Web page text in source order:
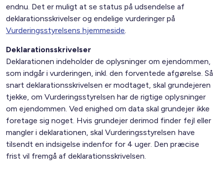
endnu. Det er muligt at se status på udsendelse af
deklarationsskrivelser og endelige vurderinger på
Vurderingsstyrelsens hjemmeside.
Deklarationsskrivelser
Deklarationen indeholder de oplysninger om ejendommen,
som indgår i vurderingen, inkl. den forventede afgørelse. Så
snart deklarationsskrivelsen er modtaget, skal grundejeren
tjekke, om Vurderingsstyrelsen har de rigtige oplysninger
om ejendommen. Ved enighed om data skal grundejer ikke
foretage sig noget. Hvis grundejer derimod finder fejl eller
mangler i deklarationen, skal Vurderingsstyrelsen have
tilsendt en indsigelse indenfor for 4 uger. Den præcise
frist vil fremgå af deklarationsskrivelsen.